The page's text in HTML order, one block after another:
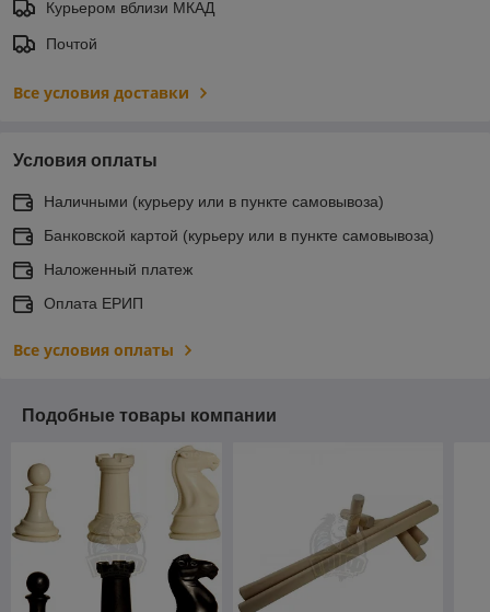
Курьером вблизи МКАД
Почтой
Все условия доставки
Условия оплаты
Наличными (курьеру или в пункте самовывоза)
Банковской картой (курьеру или в пункте самовывоза)
Наложенный платеж
Оплата ЕРИП
Все условия оплаты
Подобные товары компании